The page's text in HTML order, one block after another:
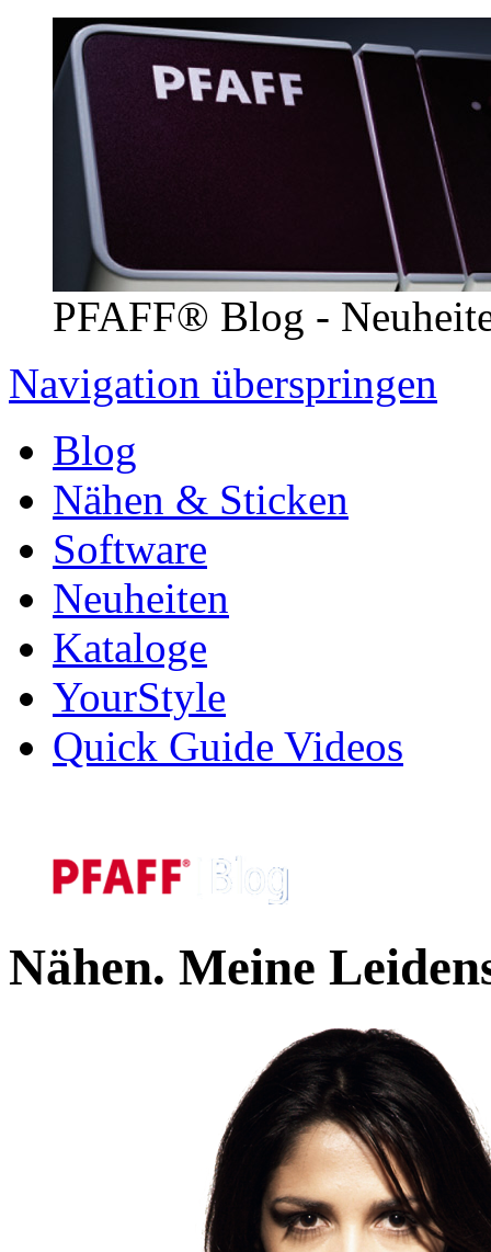
PFAFF® Blog -
Navigation überspringen
Blog
Nähen & Sticken
Software
Neuheiten
Kataloge
YourStyle
Quick Guide Videos
Nähen. Meine